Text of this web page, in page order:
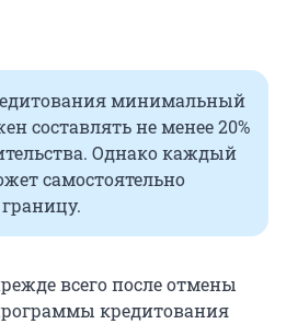
минимальный
составлять не менее 20%
Однако каждый
самостоятельно
всего после отмены
кредитования